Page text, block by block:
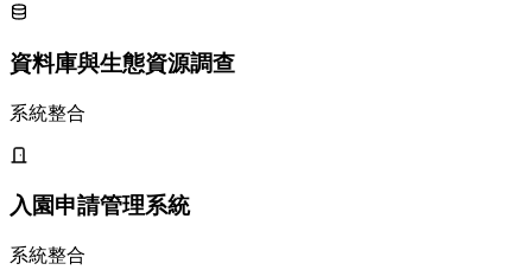
資料庫與生態資源調查
系統整合
入園申請管理系統
系統整合